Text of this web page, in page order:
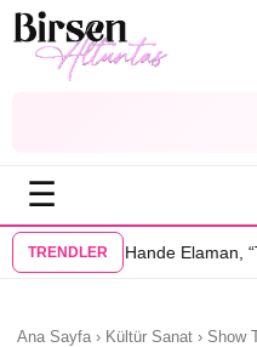
☰
TRENDLER
“Tutsak Sevda” dizisinin
Ana Sayfa › Kültür Sanat › Show